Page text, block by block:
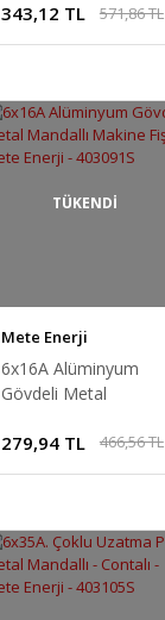
Uzatma Prizi
343,12 TL 571,86 TL
TÜKENDİ
Mete Enerji
6x16A Alüminyum
Gövdeli Metal
Mete Enerji -
279,94 TL 466,56 TL